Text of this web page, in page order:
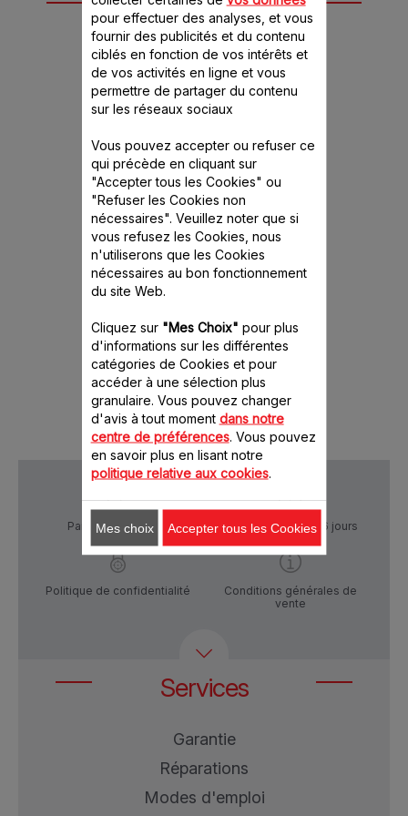
ce produit
Accessoire Tostapane
XA151000
Pour des sandwichs
parfaitement toastés
Stock disponible.
17.00 CHF
Ajouter au panier
Paiement Sécurisé Livraison sous 5 à 6 jours
Politique de confidentialité
Conditions générales de
vente
Services
Garantie
Réparations
Modes d'emploi
pour effectuer des analyses, et vous
fournir des publicités et du contenu
ciblés en fonction de vos intérêts et
de vos activités en ligne et vous
permettre de partager du contenu
sur les réseaux sociaux
Vous pouvez accepter ou refuser ce
qui précède en cliquant sur
"Accepter tous les Cookies" ou
"Refuser les Cookies non
nécessaires". Veuillez noter que si
vous refusez les Cookies, nous
n'utiliserons que les Cookies
nécessaires au bon fonctionnement
du site Web.
Cliquez sur "Mes Choix" pour plus
d'informations sur les différentes
catégories de Cookies et pour
accéder à une sélection plus
granulaire. Vous pouvez changer
d'avis à tout moment dans notre
centre de préférences. Vous pouvez
en savoir plus en lisant notre
politique relative aux cookies.
Mes choix Accepter tous les Cookies